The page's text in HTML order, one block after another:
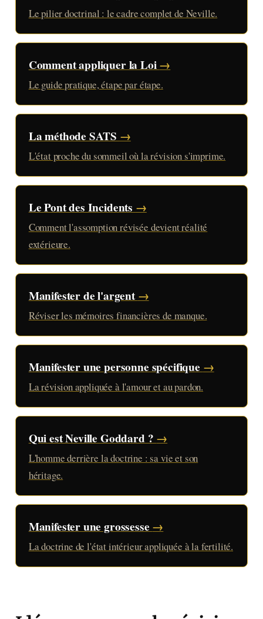
Le pilier doctrinal : le cadre complet de Neville.
Comment appliquer la Loi→
Le guide pratique, étape par étape.
La méthode SATS →
L'état proche du sommeil où la révision s'imprime.
Le Pont des Incidents →
Comment l'assomption révisée devient réalité
extérieure.
Manifester de l'argent →
Réviser les mémoires financières de manque.
Manifester une personne spécifique →
La révision appliquée à l'amour et au pardon.
Qui est Neville Goddard ? →
L'homme derrière la doctrine : sa vie et son
héritage.
Manifester une grossesse →
La doctrine de l'état intérieur appliquée à la fertilité.